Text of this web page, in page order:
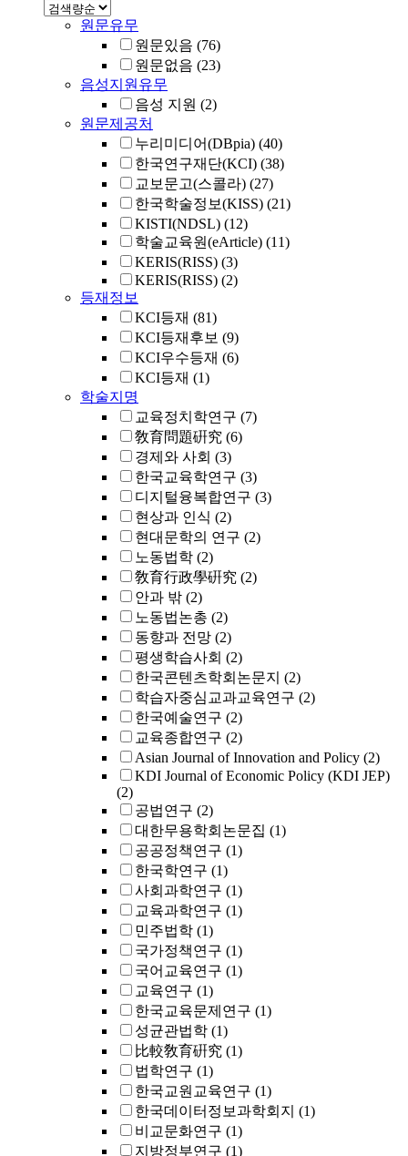
원문유무
원문있음 (76)
원문없음 (23)
음성지원유무
음성 지원 (2)
원문제공처
누리미디어(DBpia) (40)
한국연구재단(KCI) (38)
교보문고(스콜라) (27)
한국학술정보(KISS) (21)
KISTI(NDSL) (12)
학술교육원(eArticle) (11)
KERIS(RISS) (3)
KERIS(RISS) (2)
등재정보
KCI등재 (81)
KCI등재후보 (9)
KCI우수등재 (6)
KCI등재 (1)
학술지명
교육정치학연구 (7)
敎育問題硏究 (6)
경제와 사회 (3)
한국교육학연구 (3)
디지털융복합연구 (3)
현상과 인식 (2)
현대문학의 연구 (2)
노동법학 (2)
敎育行政學硏究 (2)
안과 밖 (2)
노동법논총 (2)
동향과 전망 (2)
평생학습사회 (2)
한국콘텐츠학회논문지 (2)
학습자중심교과교육연구 (2)
한국예술연구 (2)
교육종합연구 (2)
Asian Journal of Innovation and Policy (2)
KDI Journal of Economic Policy (KDI JEP)
(2)
공법연구 (2)
대한무용학회논문집 (1)
공공정책연구 (1)
한국학연구 (1)
사회과학연구 (1)
교육과학연구 (1)
민주법학 (1)
국가정책연구 (1)
국어교육연구 (1)
교육연구 (1)
한국교육문제연구 (1)
성균관법학 (1)
比較敎育硏究 (1)
법학연구 (1)
한국교원교육연구 (1)
한국데이터정보과학회지 (1)
비교문화연구 (1)
지방정부연구 (1)